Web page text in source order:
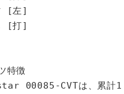
[左]
[打]
特徴
00085-CVTは、累計1.4